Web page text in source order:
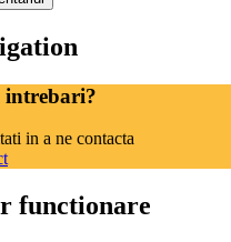
intrebari?
in a ne contacta
functionare